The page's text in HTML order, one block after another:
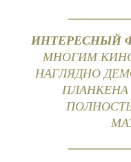
ИНТЕРЕСНЫЙ
МНОГИМ
НАГЛЯДНО
ПЛАНКЕНА